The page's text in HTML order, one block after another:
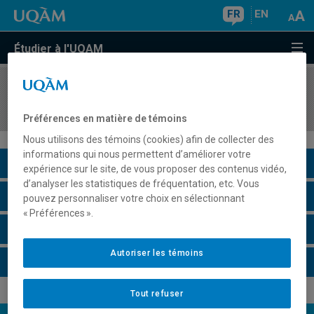
FR EN
Étudier à l'UQAM
COURS//
Description du cours
Horaire - Été 2026
Préférences en matière de témoins
Nous utilisons des témoins (cookies) afin de collecter des
informations qui nous permettent d’améliorer votre
expérience sur le site, de vous proposer des contenus vidéo,
d’analyser les statistiques de fréquentation, etc. Vous
pouvez personnaliser votre choix en sélectionnant
« Préférences ».
Tout refuser
Autoriser les témoins